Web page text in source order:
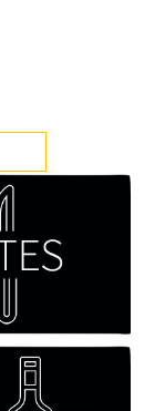
Berríos